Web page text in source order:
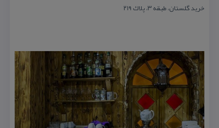
خرید گلستان، طبقه ۳، پلاك ۲۱۹